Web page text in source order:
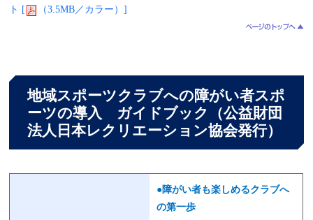
ト [
（3.5MB／カラー）]
地域スポーツクラブへの障がい者スポ
ーツの導入 ガイドブック（公益財団
法人日本レクリエーション協会発行）
●障がい者も楽しめるクラブへ
の第一歩